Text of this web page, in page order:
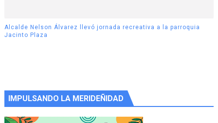
Alcalde Nelson Álvarez llevó jornada recreativa a la parroquia
Jacinto Plaza
IMPULSANDO LA MERIDEÑIDAD